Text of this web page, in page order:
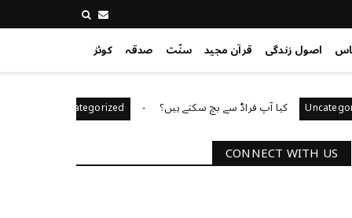
اصول زندگی قرآن مجید سنّت صدقہ کوئز
کیا آپ فراڈ سے بچ سکتے ہیں؟ Uncategorized آپ کا قیادت کا
CONNECT WITH US